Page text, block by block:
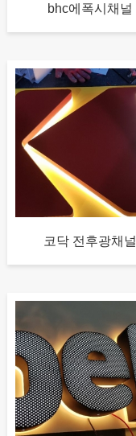
bhc에폭시채널
코닥 전후광채널